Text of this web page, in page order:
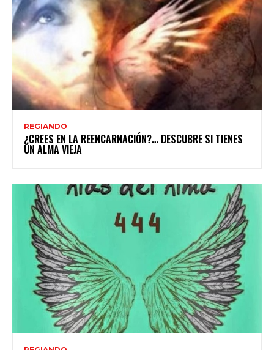
REGIANDO
¿CREES EN LA REENCARNACIÓN?… DESCUBRE SI TIENES
UN ALMA VIEJA